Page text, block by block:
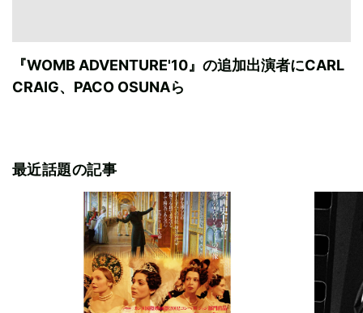
『WOMB ADVENTURE'10』の追加出演者にCARL
CRAIG、PACO OSUNAら
最近話題の記事